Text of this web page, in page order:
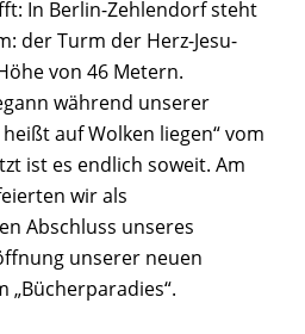
In Berlin-Zehlendorf steht
der Turm der Herz-Jesu-
von 46 Metern.
während unserer
auf Wolken liegen“ vom
ist es endlich soweit. Am
wir als
Abschluss unseres
unserer neuen
„Bücherparadies“.